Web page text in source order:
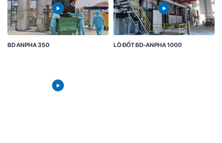
BD ANPHA 350 LÒ ĐỐT BD-ANPHA 1000